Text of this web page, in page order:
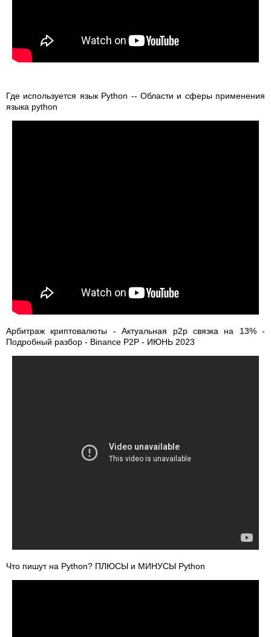
Где используется язык Python -- Области и сферы применения
языка python
Арбитраж криптовалюты - Актуальная p2p связка на 13% -
Подробный разбор - Binance P2P - ИЮНЬ 2023
Что пишут на Python? ПЛЮСЫ и МИНУСЫ Python